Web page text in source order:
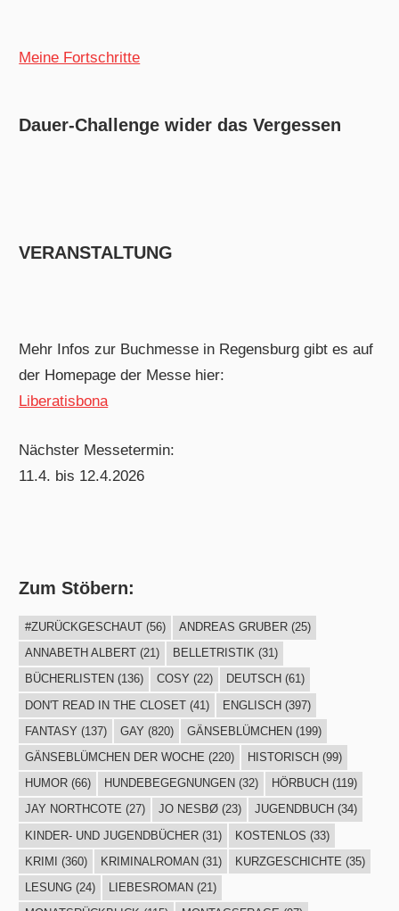
Meine Fortschritte
Dauer-Challenge wider das Vergessen
VERANSTALTUNG
Mehr Infos zur Buchmesse in Regensburg gibt es auf
der Homepage der Messe hier:
Liberatisbona
Nächster Messetermin:
11.4. bis 12.4.2026
Zum Stöbern:
#ZURÜCKGESCHAUT(56) ANDREAS GRUBER(25)
ANNABETH ALBERT(21) BELLETRISTIK(31)
BÜCHERLISTEN (136) COSY (22) DEUTSCH (61)
DON'T READ IN THE CLOSET(41) ENGLISCH(397)
FANTASY (137) GAY (820) GÄNSEBLÜMCHEN (199)
GÄNSEBLÜMCHEN DER WOCHE (220) HISTORISCH (99)
HUMOR(66) HUNDEBEGEGNUNGEN (32) HÖRBUCH (119)
JAY NORTHCOTE (27) JO NESBØ(23) JUGENDBUCH (34)
KINDER- UND JUGENDBÜCHER(31) KOSTENLOS (33)
KRIMI
(360) KRIMINALROMAN (31) KURZGESCHICHTE (35)
LESUNG(24) LIEBESROMAN (21)